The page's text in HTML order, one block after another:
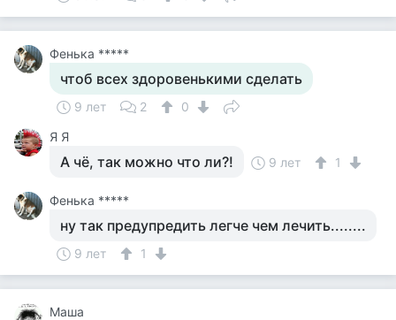
Фенька *****
чтоб всех здоровенькими сделать
9 лет 2
0
Я Я
А чё, так можно что ли?! 9 лет 1
Фенька *****
ну так предупредить легче чем лечить........
9 лет 1
Маша